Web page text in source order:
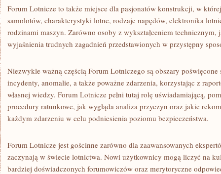
Forum Lotnicze to także miejsce dla pasjonatów konstrukcji, w
samolotów, charakterystyki lotne, rodzaje napędów, elektronika
rodzinami maszyn. Zarówno osoby z wykształceniem
wyjaśnienia trudnych zagadnień przedstawionych w przystępny
Niezwykle ważną częścią Forum Lotniczego są obszary
incydenty, anomalie, a także poważne zdarzenia, korzystając z
własnej wiedzy. Forum Lotnicze pełni tutaj rolę uświadamiającą,
procedury ratunkowe, jak wygląda analiza przyczyn oraz jakie
każdym zdarzeniu w celu podniesienia poziomu bezpieczeństwa.
Forum Lotnicze jest gościnne zarówno dla zaawansowanych
zaczynają w świecie lotnictwa. Nowi użytkownicy mogą liczyć na
bardziej doświadczonych forumowiczów oraz merytoryczne